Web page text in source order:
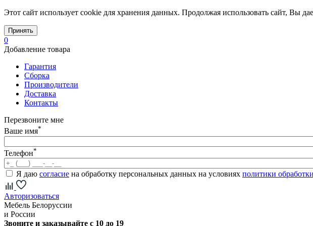
Этот сайт использует cookie для хранения данных. Продолжая использовать сайт, Вы
Принять
0
Добавление товара
Гарантия
Сборка
Производители
Доставка
Контакты
Перезвоните мне
Ваше имя*
Телефон*
Я даю согласие на обработку персональных данных на условиях политики обработки
Авторизоваться
Мебель Белоруссии
и России
Звоните и заказывайте с 10 до 19